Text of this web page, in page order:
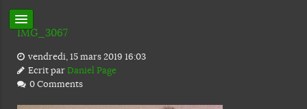
IMG_3067
vendredi, 15 mars 2019 16:03
Ecrit parDaniel Page
0 Comments